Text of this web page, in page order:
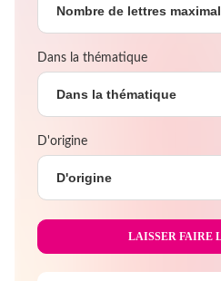
Nombre de lettres maximal
Dans la thématique
Dans la thématique
D'origine
D'origine